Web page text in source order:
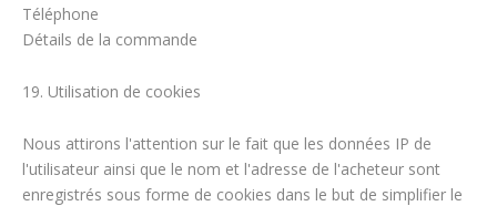
Téléphone
Détails de la commande
19. Utilisation de cookies
Nous attirons l'attention sur le fait que les données IP de
l'utilisateur ainsi que le nom et l'adresse de l'acheteur sont
enregistrés sous forme de cookies dans le but de simplifier le